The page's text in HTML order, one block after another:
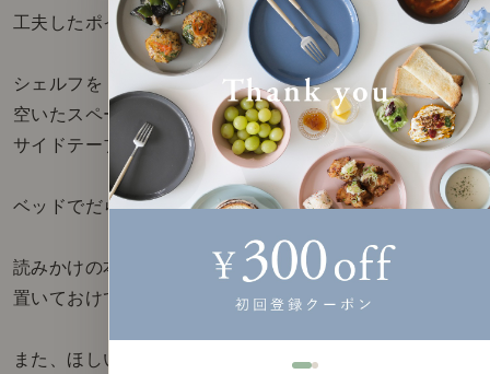
工夫したポイントは、配置場所。
シェルフを「ベッド横」に置くことで、
空いたスペースは、
サイドテーブル変わりにもなります。
ベッドでだらだらする時間。
読みかけの本やiPhone、飲み物なんかを
置いておけて、とても快適です。
また、ほしいものができた時。